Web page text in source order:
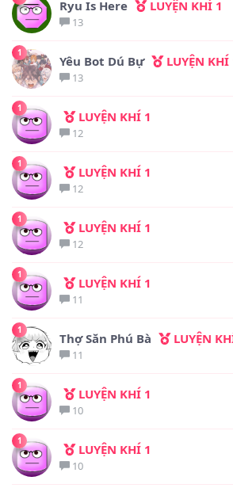
Ryu Is Here LUYỆN KHÍ 1
13
1
Yêu Bot Dú Bự LUYỆN KHÍ
13
1
LUYỆN KHÍ 1
12
1
LUYỆN KHÍ 1
12
1
LUYỆN KHÍ 1
12
1
LUYỆN KHÍ 1
11
1
Thợ Săn Phú Bà LUYỆN
11
1
LUYỆN KHÍ 1
10
1
LUYỆN KHÍ 1
10